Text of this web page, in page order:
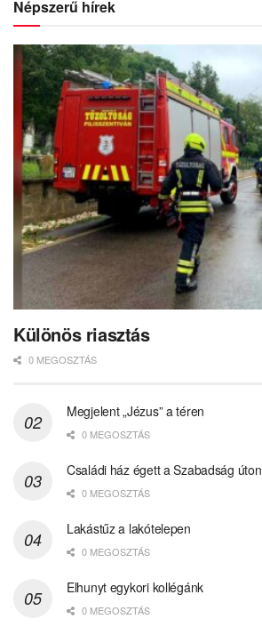
Népszerű hírek
Különös riasztás
0 MEGOSZTÁS
Megjelent „Jézus” a téren
0 MEGOSZTÁS
Családi ház égett a Szabadság úton
0 MEGOSZTÁS
Lakástűz a lakótelepen
0 MEGOSZTÁS
Elhunyt egykori kollégánk
0 MEGOSZTÁS